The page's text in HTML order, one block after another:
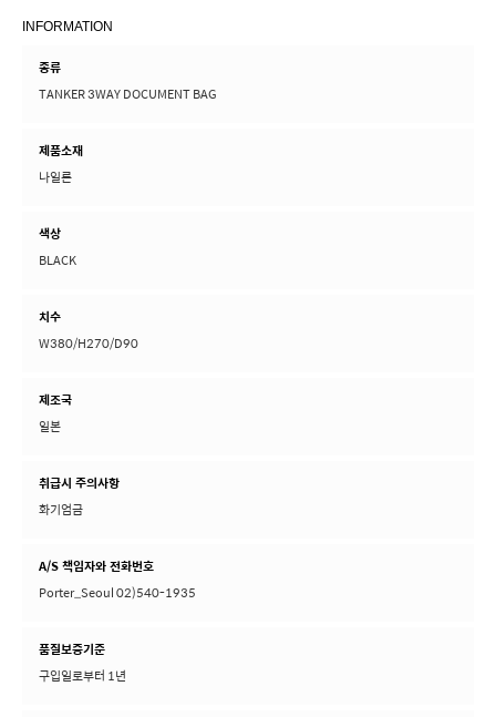
INFORMATION
종류
TANKER 3WAY DOCUMENT BAG
제품소재
나일론
색상
BLACK
치수
W380/H270/D90
제조국
일본
취급시 주의사항
화기엄금
A/S 책임자와 전화번호
Porter_Seoul 02)540-1935
품질보증기준
구입일로부터 1년